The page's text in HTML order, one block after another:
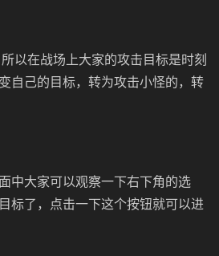
以在战场上大家的攻击目标是时刻
自己的目标，转为攻击小怪的，转
中大家可以观察一下右下角的选
标了，点击一下这个按钮就可以进